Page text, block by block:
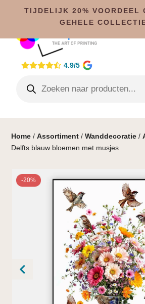
4.9/5
Home /Assortiment /Wanddecoratie /
Delfts blauw bloemen met musjes
-20%
TIJDELIJK 20% VOORDEEL
GEHELE